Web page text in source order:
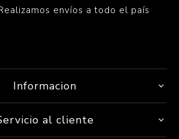
envíos a todo el país
Informacion
al cliente